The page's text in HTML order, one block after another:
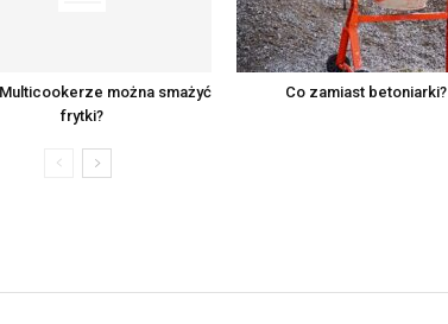
można smażyć
frytki?
Co zamiast betoniarki?